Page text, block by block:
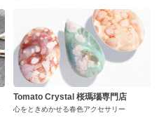
Tomato Crystal 桜瑪瑙専門店
心をときめかせる春色アクセサリー